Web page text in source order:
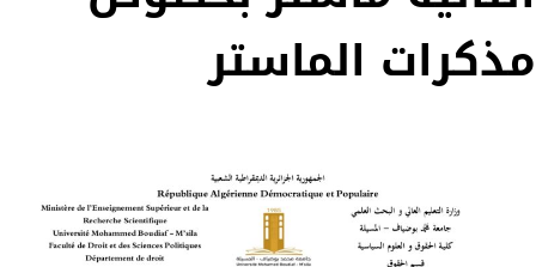
مذكرات الماستر